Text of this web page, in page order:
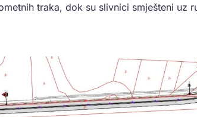
traka, dok su slivnici smješteni uz